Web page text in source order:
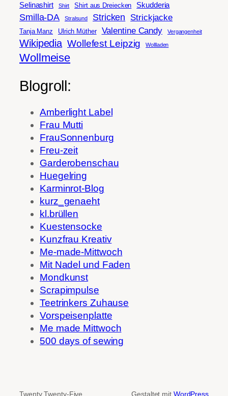
Selinashirt Shirt Shirt aus Dreiecken Skudderia
Smilla-DA Stralsund Stricken Strickjacke
Tanja Manz Ulrich Müther Valentine Candy Vergangenheit
Wikipedia Wollefest Leipzig Wollladen
Wollmeise
Blogroll:
Amberlight Label
Frau Mutti
FrauSonnenburg
Freu-zeit
Garderobenschau
Huegelring
Karminrot-Blog
kurz_genaeht
kl.brüllen
Kuestensocke
Kunzfrau Kreativ
Me-made-Mittwoch
Mit Nadel und Faden
Mondkunst
Scrapimpulse
Teetrinkers Zuhause
Vorspeisenplatte
Me made Mittwoch
500 days of sewing
Twenty Twenty-Five Gestaltet mit WordPress